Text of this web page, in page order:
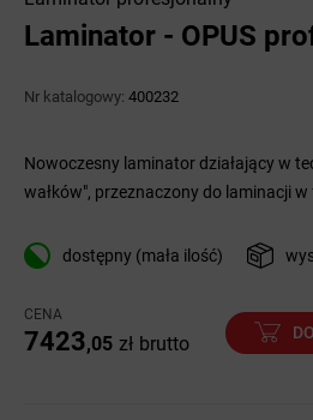
Laminator - OPUS
Nr katalogowy: 400232
Nowoczesny laminator działający w
wałków", przeznaczony do laminacji w
dostępny (mała ilość)
CENA
7423,05 zł brutto